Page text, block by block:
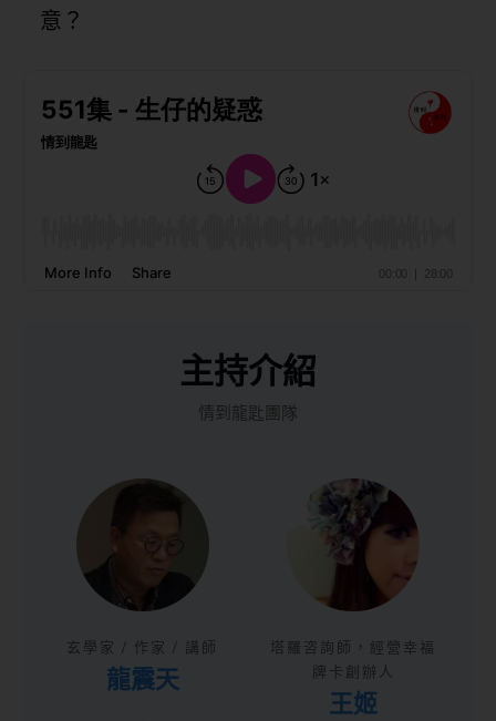
意？
主持介紹
情到龍匙團隊
玄學家 / 作家 / 講師
龍震天
塔羅咨詢師，經營幸福
牌卡創辦人
王姬